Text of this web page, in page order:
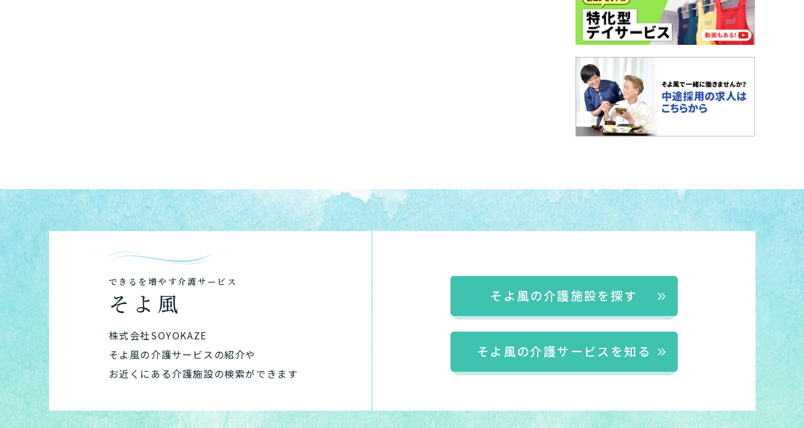
できるを増やす介護サービス
そよ風
株式会社SOYOKAZE
そよ風の介護サービスの紹介や
お近くにある介護施設の検索ができます
そよ風の介護施設を探す
そよ風の介護サービスを知る